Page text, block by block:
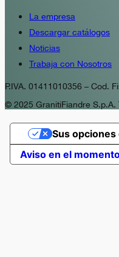
La empresa
Descargar catálogos
Noticias
Trabaja con Nosotros
P.IVA. 01411010356 – Cod.
© 2025 GranitiFiandre
Aviso en el
Sus